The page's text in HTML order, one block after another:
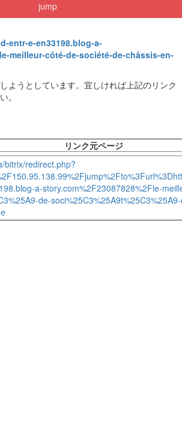
jump
entr-e-en33198.blog-a-
meilleur-côté-de-société-de-châssis-en-
ようとしています。宜しければ上記のリンク
。
リンク元ページ
bitrix/redirect.php?
a-story.com%2F23087828%2Fle-
de-